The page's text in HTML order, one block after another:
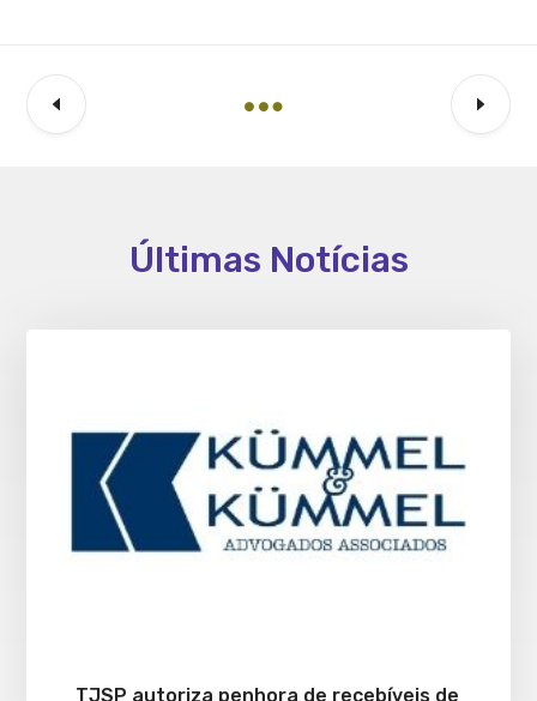
Últimas Notícias
TJSP autoriza penhora de recebíveis de